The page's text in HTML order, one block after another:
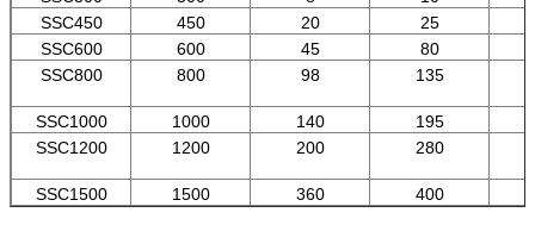
SSC450
450 20 25
SSC600
600 45 80
SSC800
800 98 135
SSC1000 1000 140 195
SSC1200
1200 200 280
SSC1500 1500 360 400